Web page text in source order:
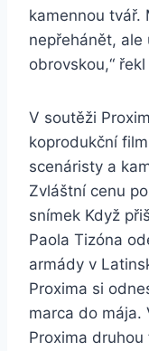
kamennou tvář.
nepřehánět,
obrovskou,“
V soutěži
koprodukční
scenáristy a
Zvláštní cenu
snímek Když
Paola Tizóna
armády v
Proxima si
marca do mája.
Proxima